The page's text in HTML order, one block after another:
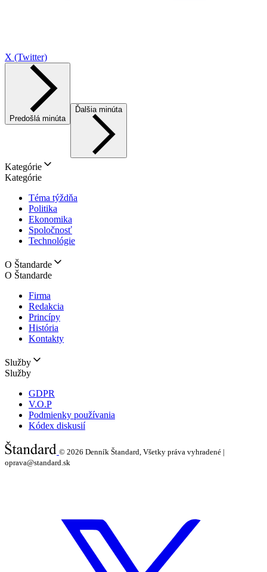
X (Twitter)
Predošlá minúta
Ďalšia minúta
Kategórie
Kategórie
Téma týždňa
Politika
Ekonomika
Spoločnosť
Technológie
O Štandarde
O Štandarde
Firma
Redakcia
Princípy
História
Kontakty
Služby
Služby
GDPR
V.O.P
Podmienky používania
Kódex diskusií
© 2026 Denník Štandard, Všetky práva vyhradené |
oprava@standard.sk